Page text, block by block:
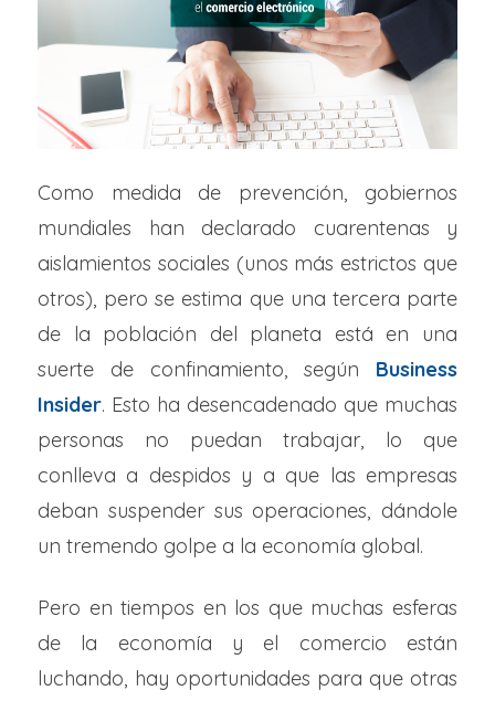
Como medida de prevención, gobiernos
mundiales han declarado cuarentenas y
aislamientos sociales (unos más estrictos que
otros), pero se estima que una tercera parte
de la población del planeta está en una
suerte de confinamiento, según Business
Insider. Esto ha desencadenado que muchas
personas no puedan trabajar, lo que
conlleva a despidos y a que las empresas
deban suspender sus operaciones, dándole
un tremendo golpe a la economía global.
Pero en tiempos en los que muchas esferas
de la economía y el comercio están
luchando, hay oportunidades para que otras